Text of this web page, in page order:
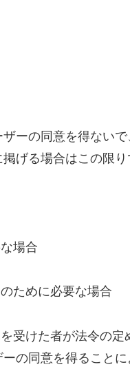
ーの同意を得ない
げる場合はこの限り
場合
ために必要な場合
受けた者が法令の定
の同意を得ること